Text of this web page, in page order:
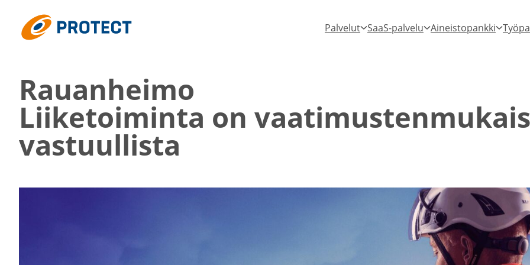
suoraan
sisältöön
Protect Palvelut SaaS-palvelu Aineistopankki
Rauan­heimo
Liike­toi­minta on
vastuul­lista